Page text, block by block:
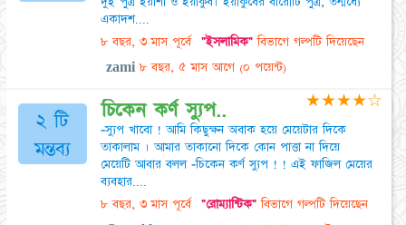
একাদশ....
৮ বছর, ৩ মাস পূর্বে "ইসলামিক"বিভাগে গল্পটি দিয়েছেন
zami ৮ বছর, ৫ মাস আগে (০ পয়েন্ট)
২ টি
মন্তব্য
চিকেন কর্ণ স্যুপ..
-স্যুপ খাবো ! আমি কিছুক্ষন অবাক হয়ে মেয়েটার দিকে
তাকালাম । আমার তাকানো দিকে কোন পাত্তা না দিয়ে
মেয়েটি আবার বলল -চিকেন কর্ণ স্যুপ ! ! এই ফাজিল মেয়ের
ব্যবহার....
৮ বছর, ৩ মাস পূর্বে "রোম্যান্টিক"বিভাগে গল্পটি দিয়েছেন
★★★★☆